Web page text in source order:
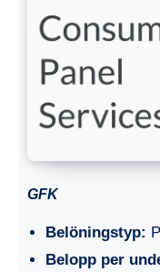
GFK
Belöningstyp:
Belopp per